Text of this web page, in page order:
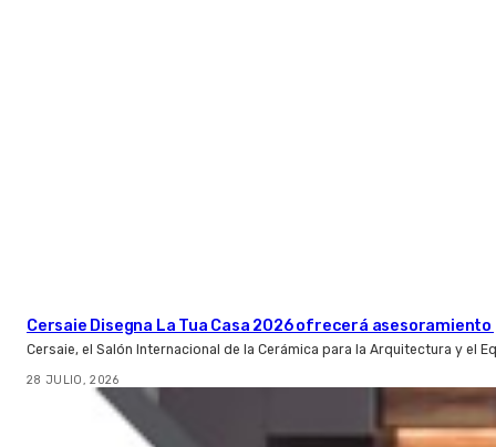
Cersaie Disegna La Tua Casa 2026 ofrecerá
Cersaie, el Salón Internacional de la Cerámica para la Arquitectura y el
28 JULIO, 2026